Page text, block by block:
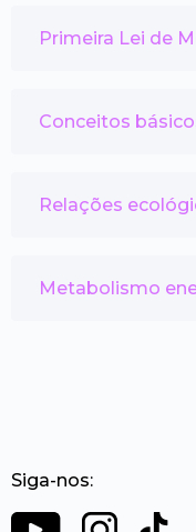
Primeira Lei de
Conceitos
Relações
Metabolismo
Siga-nos: